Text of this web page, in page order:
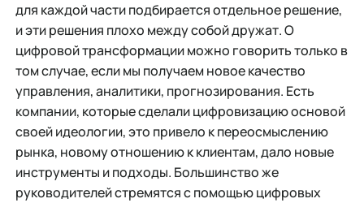
для каждой части подбирается отдельное решение,
и эти решения плохо между собой дружат. О
цифровой трансформации можно говорить только в
том случае, если мы получаем новое качество
управления, аналитики, прогнозирования. Есть
компании, которые сделали цифровизацию основой
своей идеологии, это привело к переосмыслению
рынка, новому отношению к клиентам, дало новые
инструменты и подходы. Большинство же
руководителей стремятся с помощью цифровых